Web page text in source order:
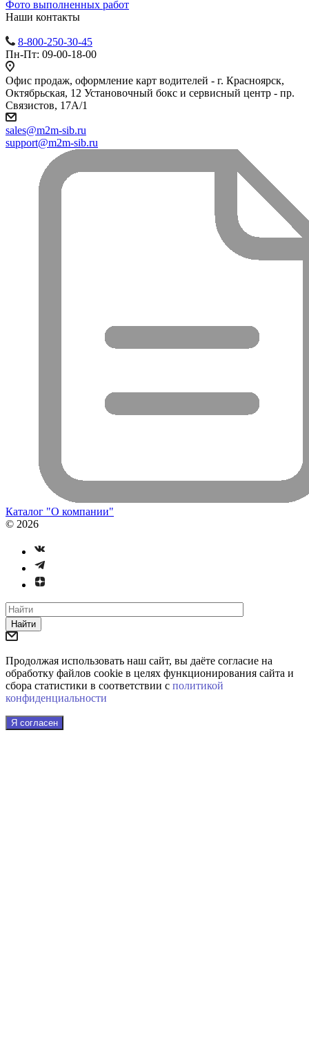
Фото выполненных работ
Наши контакты
8-800-250-30-45
Пн-Пт: 09-00-18-00
Офис продаж, оформление карт водителей - г. Красноярск,
Октябрьская, 12 Установочный бокс и сервисный центр - пр.
Связистов, 17А/1
sales@m2m-sib.ru
support@m2m-sib.ru
Каталог "О компании"
© 2026
Найти
Продолжая использовать наш сайт, вы даёте согласие на
обработку файлов cookie в целях функционирования сайта и
сбора статистики в соответствии с политикой
конфиденциальности
Я согласен